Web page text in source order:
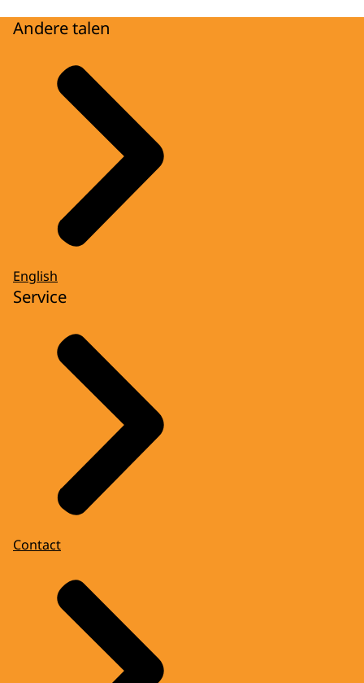
Andere talen
English
Service
Contact